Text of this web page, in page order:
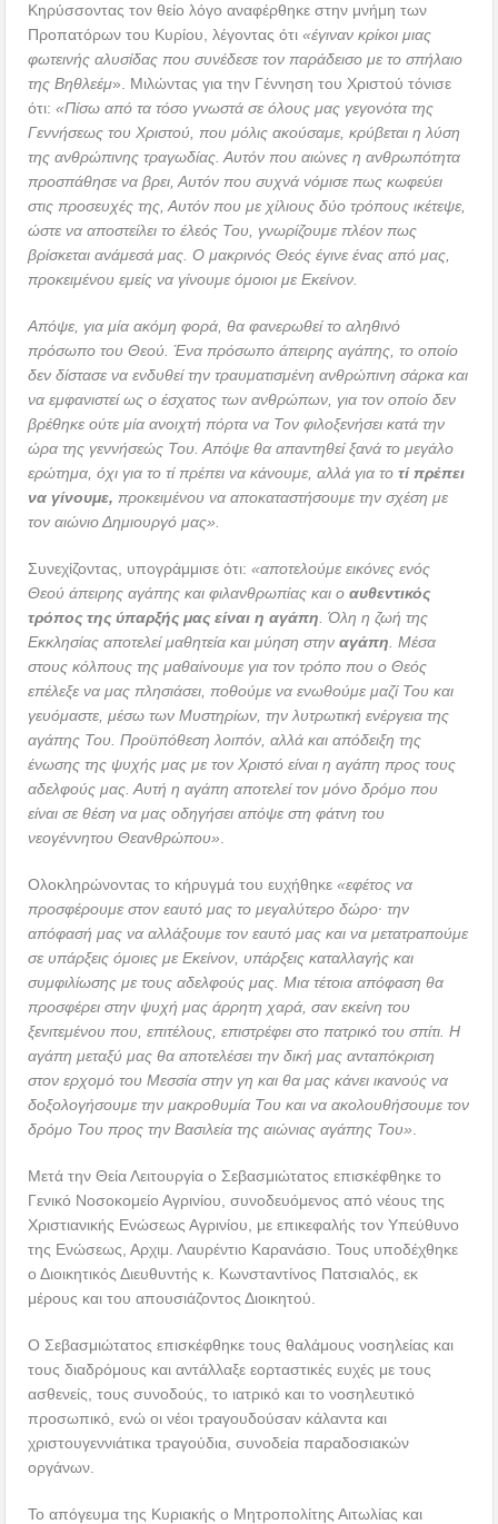
Κηρύσσοντας τον θείο λόγο αναφέρθηκε στην μνήμη των
Προπατόρων του Κυρίου, λέγοντας ότι«έγιναν κρίκοι μιας
φωτεινής αλυσίδας που συνέδεσε τον παράδεισο με το σπήλαιο
της Βηθλεέμ». Μιλώντας για την Γέννηση του Χριστού τόνισε
ότι:«Πίσω από τα τόσο γνωστά σε όλους μας γεγονότα της
Γεννήσεως του Χριστού, που μόλις ακούσαμε, κρύβεται η λύση
της ανθρώπινης τραγωδίας. Αυτόν που αιώνες η ανθρωπότητα
προσπάθησε να βρει, Αυτόν που συχνά νόμισε πως κωφεύει
στις προσευχές της, Αυτόν που με χίλιους δύο τρόπους ικέτεψε,
ώστε να αποστείλει το έλεός Του, γνωρίζουμε πλέον πως
βρίσκεται ανάμεσά μας. Ο μακρινός Θεός έγινε ένας από μας,
προκειμένου εμείς να γίνουμε όμοιοι με Εκείνον.
Απόψε, για μία ακόμη φορά, θα φανερωθεί το αληθινό
πρόσωπο του Θεού. Ένα πρόσωπο άπειρης αγάπης, το οποίο
δεν δίστασε να ενδυθεί την τραυματισμένη ανθρώπινη σάρκα και
να εμφανιστεί ως ο έσχατος των ανθρώπων, για τον οποίο δεν
βρέθηκε ούτε μία ανοιχτή πόρτα να Τον φιλοξενήσει κατά την
ώρα της γεννήσεώς Του. Απόψε θα απαντηθεί ξανά το μεγάλο
ερώτημα, όχι για το τί πρέπει να κάνουμε, αλλά για τοτί πρέπει
να γίνουμε, προκειμένου να αποκαταστήσουμε την σχέση με
τον αιώνιο Δημιουργό μας».
Συνεχίζοντας, υπογράμμισε ότι:«αποτελούμε εικόνες ενός
Θεού άπειρης αγάπης και φιλανθρωπίας και οαυθεντικός
τρόπος της ύπαρξής μας είναι η αγάπη. Όλη η ζωή της
Εκκλησίας αποτελεί μαθητεία και μύηση στηναγάπη. Μέσα
στους κόλπους της μαθαίνουμε για τον τρόπο που ο Θεός
επέλεξε να μας πλησιάσει, ποθούμε να ενωθούμε μαζί Του και
γευόμαστε, μέσω των Μυστηρίων, την λυτρωτική ενέργεια της
αγάπης Του. Προϋπόθεση λοιπόν, αλλά και απόδειξη της
ένωσης της ψυχής μας με τον Χριστό είναι η αγάπη προς τους
αδελφούς μας. Αυτή η αγάπη αποτελεί τον μόνο δρόμο που
είναι σε θέση να μας οδηγήσει απόψε στη φάτνη του
νεογέννητου Θεανθρώπου».
Ολοκληρώνοντας το κήρυγμά του ευχήθηκε«εφέτος να
προσφέρουμε στον εαυτό μας το μεγαλύτερο δώρο· την
απόφασή μας να αλλάξουμε τον εαυτό μας και να μετατραπούμε
σε υπάρξεις όμοιες με Εκείνον, υπάρξεις καταλλαγής και
συμφιλίωσης με τους αδελφούς μας. Μια τέτοια απόφαση θα
προσφέρει στην ψυχή μας άρρητη χαρά, σαν εκείνη του
ξενιτεμένου που, επιτέλους, επιστρέφει στο πατρικό του σπίτι. Η
αγάπη μεταξύ μας θα αποτελέσει την δική μας ανταπόκριση
στον ερχομό του Μεσσία στην γη και θα μας κάνει ικανούς να
δοξολογήσουμε την μακροθυμία Του και να ακολουθήσουμε τον
δρόμο Του προς την Βασιλεία της αιώνιας αγάπης Του».
Μετά την Θεία Λειτουργία ο Σεβασμιώτατος επισκέφθηκε το
Γενικό Νοσοκομείο Αγρινίου, συνοδευόμενος από νέους της
Χριστιανικής Ενώσεως Αγρινίου, με επικεφαλής τον Υπεύθυνο
της Ενώσεως, Αρχιμ. Λαυρέντιο Καρανάσιο. Τους υποδέχθηκε
ο Διοικητικός Διευθυντής κ. Κωνσταντίνος Πατσιαλός, εκ
μέρους και του απουσιάζοντος Διοικητού.
Ο Σεβασμιώτατος επισκέφθηκε τους θαλάμους νοσηλείας και
τους διαδρόμους και αντάλλαξε εορταστικές ευχές με τους
ασθενείς, τους συνοδούς, το ιατρικό και το νοσηλευτικό
προσωπικό, ενώ οι νέοι τραγουδούσαν κάλαντα και
χριστουγεννιάτικα τραγούδια, συνοδεία παραδοσιακών
οργάνων.
Το απόγευμα της Κυριακής ο Μητροπολίτης Αιτωλίας και